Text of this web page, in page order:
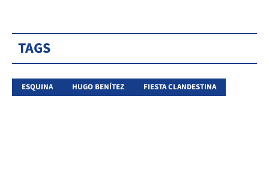
TAGS
ESQUINA HUGO BENÍTEZ FIESTA CLANDESTINA